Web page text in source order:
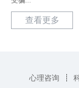
查看更多
心理咨询